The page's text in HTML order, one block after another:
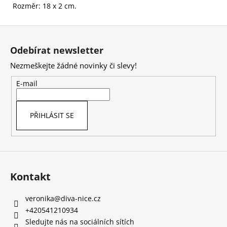
Rozměr: 18 x 2 cm.
Z
Odebírat newsletter
Nezmeškejte žádné novinky či slevy!
E-mail
PŘIHLÁSIT SE
Kontakt
veronika@diva-nice.cz
+420541210934
Sledujte nás na sociálních sítích